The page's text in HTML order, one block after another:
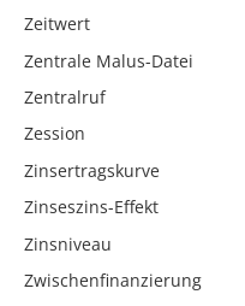
Zeitwert
Zentrale Malus-Datei
Zentralruf
Zession
Zinsertragskurve
Zinseszins-Effekt
Zinsniveau
Zwischenfinanzierung